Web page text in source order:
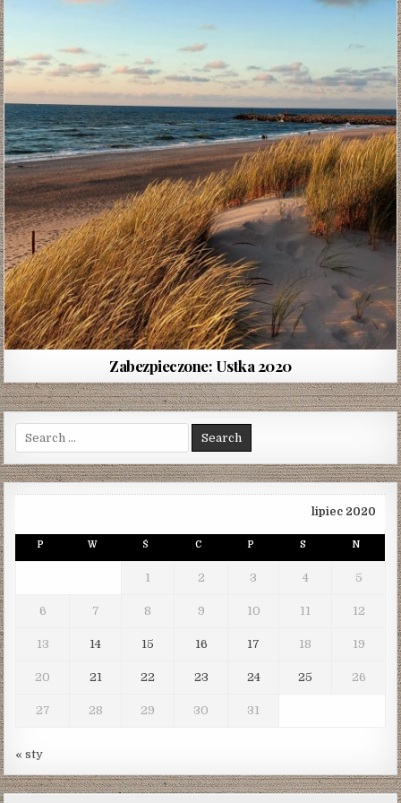
Zabezpieczone: Ustka 2020
Search
for:
lipiec 2020
P W Ś C P S N
1 2 3 4 5
6 7 8 9 10 11 12
13 14 15 16 17 18 19
20 21 22 23 24 25 26
27 28 29 30 31
« sty